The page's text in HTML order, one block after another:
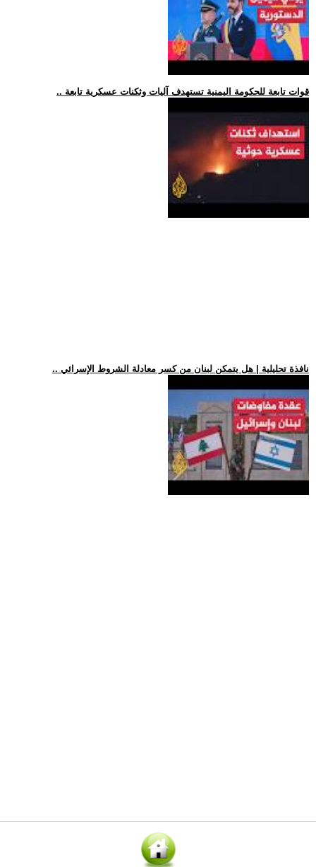
.. قوات تابعة للحكومة اليمنية تستهدف آليات وثكنات عسكرية تابعة
.. نافذة تحليلية | هل يتمكن لبنان من كسر معادلة الشروط الإسرائي